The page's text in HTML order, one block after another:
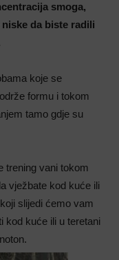
smoga,
da biste radili
koje se
formu i tokom
tamo gdje su
trening vani tokom
vježbate kod kuće ili
slijedi ćemo vam
kod kuće ili u teretani